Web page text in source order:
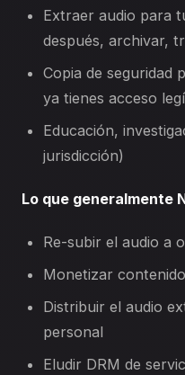
Extraer audio para
después, archivar,
Copia de seguridad
ya tienes acceso
Educación,
jurisdicción)
Lo que generalmente
Re-subir el audio a
Monetizar
Distribuir el audio
personal
Eludir DRM de